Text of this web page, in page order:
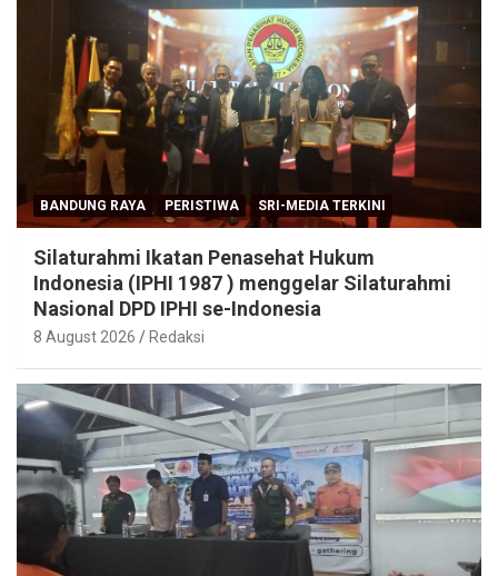
BANDUNG RAYA PERISTIWA SRI-MEDIA TERKINI
Silaturahmi Ikatan Penasehat Hukum
Indonesia (IPHI 1987 ) menggelar Silaturahmi
Nasional DPD IPHI se-Indonesia
8 August 2026 Redaksi